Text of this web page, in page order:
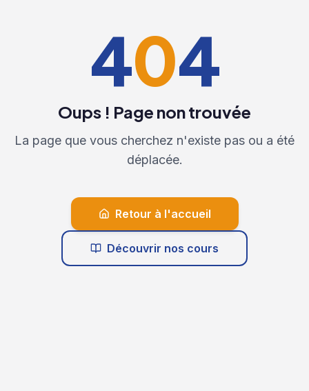
404
Oups ! Page non trouvée
La page que vous cherchez n'existe pas ou a été
déplacée.
Retour à l'accueil
Découvrir nos cours